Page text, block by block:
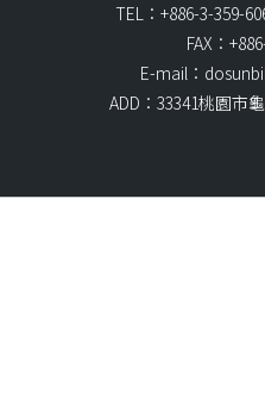
TEL：+886-3-359-
FAX：
E-mail：
ADD：33341桃園市